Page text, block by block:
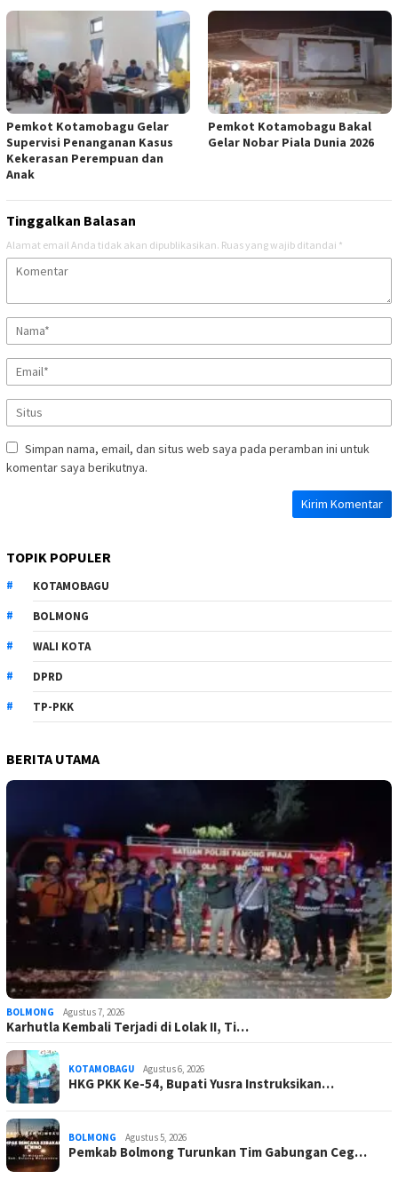
Pemkot Kotamobagu Gelar
Supervisi Penanganan Kasus
Kekerasan Perempuan dan
Anak
Pemkot Kotamobagu Bakal
Gelar Nobar Piala Dunia 2026
Tinggalkan Balasan
Alamat email Anda tidak akan dipublikasikan. Ruas yang wajib ditandai *
Simpan nama, email, dan situs web saya pada peramban ini untuk
komentar saya berikutnya.
TOPIK POPULER
KOTAMOBAGU
BOLMONG
WALI KOTA
DPRD
TP-PKK
BERITA UTAMA
BOLMONG Agustus 7, 2026
Karhutla Kembali Terjadi di Lolak II, Ti…
KOTAMOBAGU Agustus 6, 2026
HKG PKK Ke-54, Bupati Yusra Instruksikan…
BOLMONG Agustus 5, 2026
Pemkab Bolmong Turunkan Tim Gabungan Ceg…